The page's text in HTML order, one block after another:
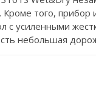
того, прибор
с усиленными
небольшая